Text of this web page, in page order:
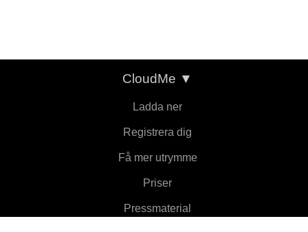
CloudMe ▼
Ladda ner
Registrera dig
Få mer utrymme
Priser
Pressmaterial